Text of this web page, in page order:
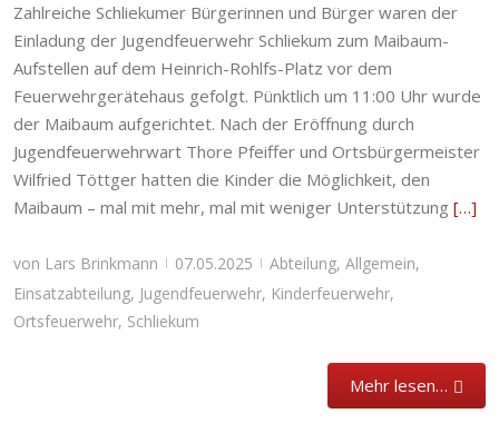
Zahlreiche Schliekumer Bürgerinnen und Bürger waren der
Einladung der Jugendfeuerwehr Schliekum zum Maibaum-
Aufstellen auf dem Heinrich-Rohlfs-Platz vor dem
Feuerwehrgerätehaus gefolgt. Pünktlich um 11:00 Uhr wurde
der Maibaum aufgerichtet. Nach der Eröffnung durch
Jugendfeuerwehrwart Thore Pfeiffer und Ortsbürgermeister
Wilfried Töttger hatten die Kinder die Möglichkeit, den
Maibaum – mal mit mehr, mal mit weniger Unterstützung […]
von Lars Brinkmann | 07.05.2025 | Abteilung, Allgemein,
Einsatzabteilung, Jugendfeuerwehr, Kinderfeuerwehr,
Ortsfeuerwehr, Schliekum
Mehr lesen…